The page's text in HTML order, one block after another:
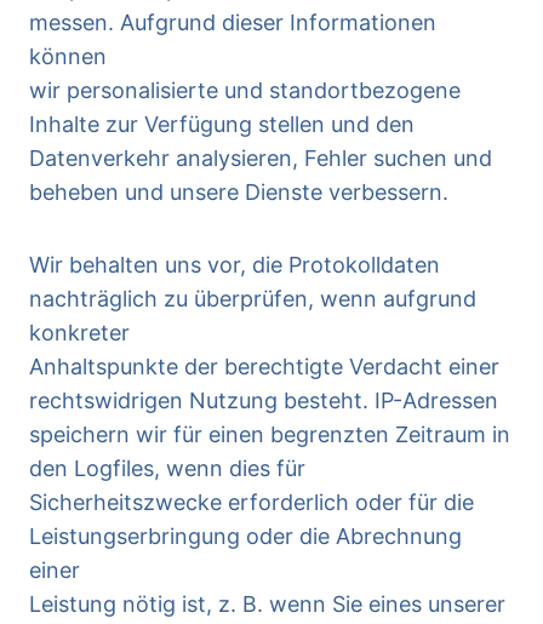
messen. Aufgrund dieser Informationen
können
wir personalisierte und standortbezogene
Inhalte zur Verfügung stellen und den
Datenverkehr analysieren, Fehler suchen und
beheben und unsere Dienste verbessern.
Wir behalten uns vor, die Protokolldaten
nachträglich zu überprüfen, wenn aufgrund
konkreter
Anhaltspunkte der berechtigte Verdacht einer
rechtswidrigen Nutzung besteht. IP-Adressen
speichern wir für einen begrenzten Zeitraum in
den Logfiles, wenn dies für
Sicherheitszwecke erforderlich oder für die
Leistungserbringung oder die Abrechnung
einer
Leistung nötig ist, z. B. wenn Sie eines unserer